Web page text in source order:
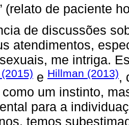
(relato de paciente
de discussões
atendimentos,
me intriga.
e Hillman (2013),
um instinto,
para a
temos